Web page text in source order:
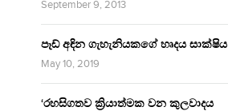
September 9, 2013
පෑඩ් අඳින ගැහැනියකගේ හෘදය සාක්ෂිය
May 10, 2019
‘රහසිගතව ක්‍රියාත්මක වන කුලවාදය